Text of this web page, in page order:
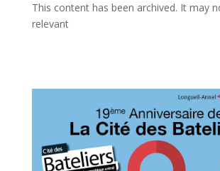
This content has been archived. It may
relevant